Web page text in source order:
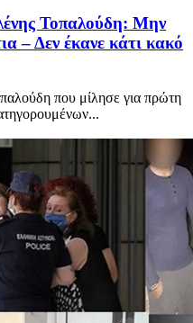
Τοπαλούδη: Μην
– Δεν έκανε κάτι κακό
που μίλησε για πρώτη